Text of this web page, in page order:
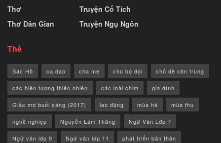
Thơ
Thơ Dân Gian
Truyện Cổ Tích
Truyện Ngụ Ngôn
Thẻ
Bác Hồ ca dao cha mẹ chú bộ đội chủ đề côn trùng
các hiện tượng thiên nhiên các loài chim gia đình
Giấc mơ buổi sáng (2017) lao động mùa hè mùa thu
nghề nghiệp Nguyễn Lãm Thắng Ngữ Văn Lớp 7
Ngữ văn lớp 9 Ngữ văn lớp 11 phát triển bản thân